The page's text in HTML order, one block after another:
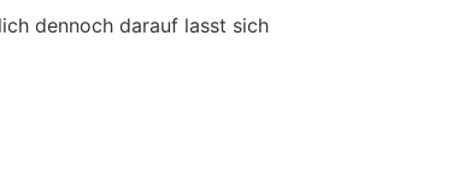
dennoch darauf lasst sich